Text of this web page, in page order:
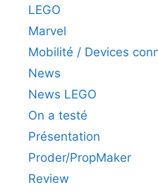
LEGO
Marvel
Mobilité / Devices
News
News LEGO
On a testé
Présentation
Proder/PropMaker
Review